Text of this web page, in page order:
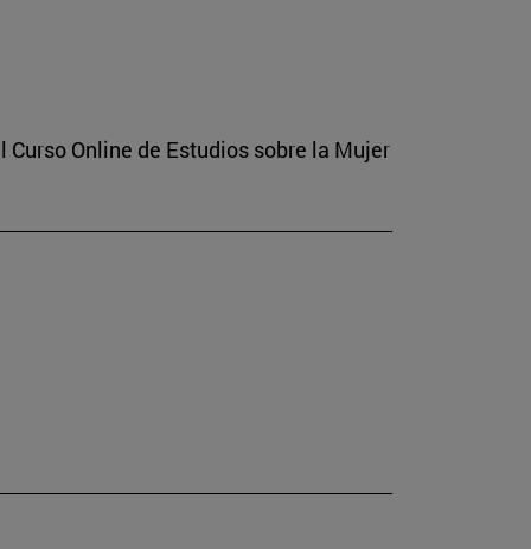
Online de Estudios sobre la Mujer